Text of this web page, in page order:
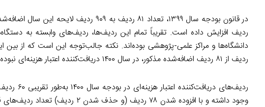
ردیف افزایش داده است. تقریباً تمام این ردیف‌ها، ردیف‌های وابسته به
ردیف از ۸۱ ردیف اضافه‌شده مذکور، در سال ۱۴۰۰ دریافت‌کننده اعتبار هزینه‌ای نبوده‌اند. با این مقدمه به بررسی بودجه ۱۴۰۰ می‌پردازیم.